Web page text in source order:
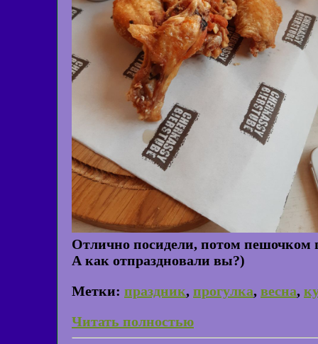
Отлично посидели, потом пешочком
А как отпраздновали вы?)
Метки: праздник, прогулка, весна,
Читать полностью